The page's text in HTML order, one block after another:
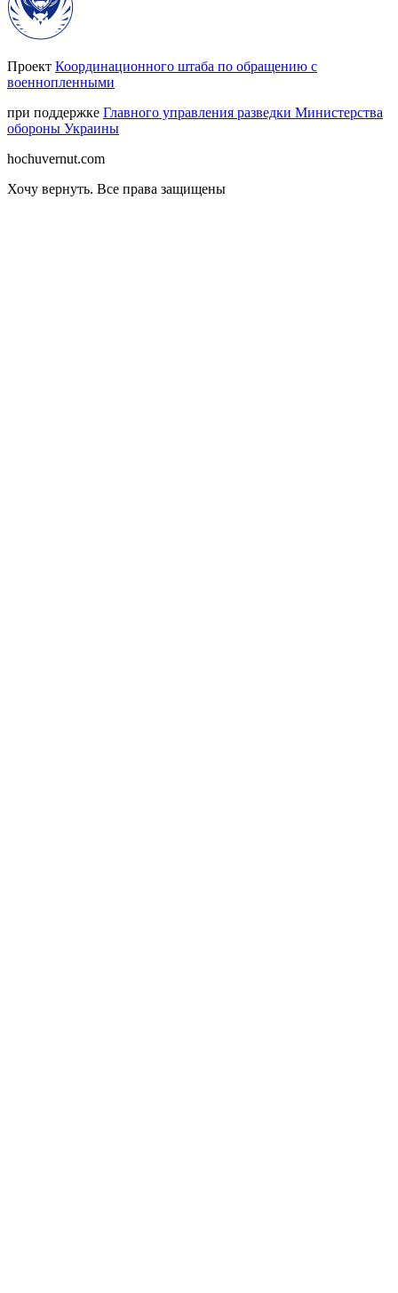
Проект Координационного штаба по обращению с
военнопленными
при поддержке Главного управления разведки Министерства
обороны Украины
hochuvernut.com
Хочу вернуть. Все права защищены